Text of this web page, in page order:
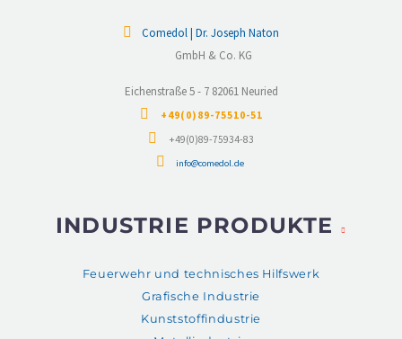
Comedol | Dr. Joseph Naton
GmbH & Co. KG
Eichenstraße 5 - 7 82061 Neuried
+49(0)89-75510-51
+49(0)89-75934-83
info@comedol.de
INDUSTRIE PRODUKTE
Feuerwehr und technisches Hilfswerk
Grafische Industrie
Kunststoffindustrie